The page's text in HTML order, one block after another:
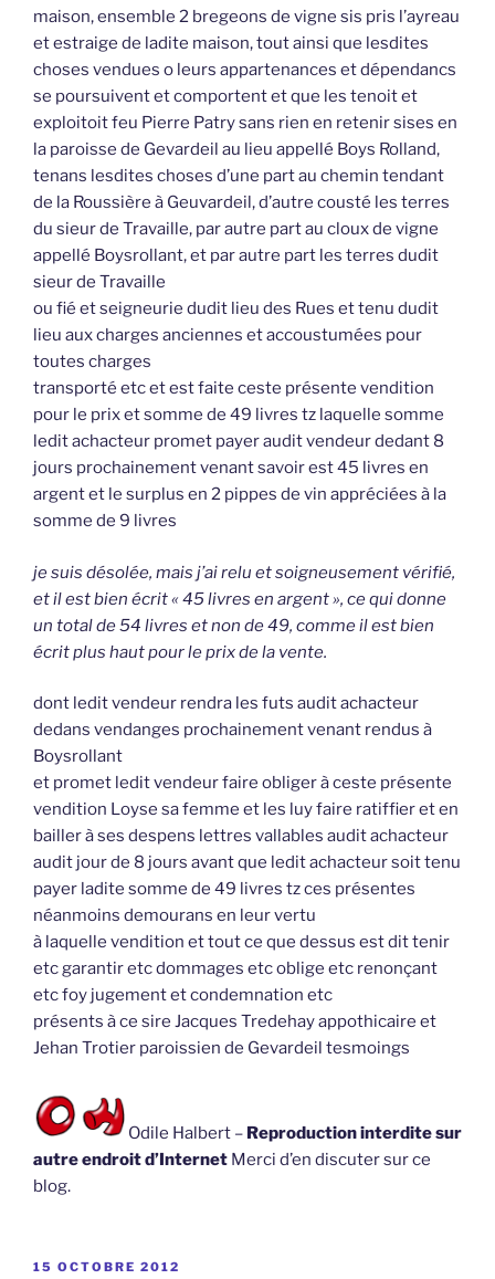
maison, ensemble 2 bregeons de vigne sis pris l’ayreau
et estraige de ladite maison, tout ainsi que lesdites
choses vendues o leurs appartenances et dépendancs
se poursuivent et comportent et que les tenoit et
exploitoit feu Pierre Patry sans rien en retenir sises en
la paroisse de Gevardeil au lieu appellé Boys Rolland,
tenans lesdites choses d’une part au chemin tendant
de la Roussière à Geuvardeil, d’autre cousté les terres
du sieur de Travaille, par autre part au cloux de vigne
appellé Boysrollant, et par autre part les terres dudit
sieur de Travaille
ou fié et seigneurie dudit lieu des Rues et tenu dudit
lieu aux charges anciennes et accoustumées pour
toutes charges
transporté etc et est faite ceste présente vendition
pour le prix et somme de 49 livres tz laquelle somme
ledit achacteur promet payer audit vendeur dedant 8
jours prochainement venant savoir est 45 livres en
argent et le surplus en 2 pippes de vin appréciées à la
somme de 9 livres
je suis désolée, mais j’ai relu et soigneusement vérifié,
et il est bien écrit « 45 livres en argent », ce qui donne
un total de 54 livres et non de 49, comme il est bien
écrit plus haut pour le prix de la vente.
dont ledit vendeur rendra les futs audit achacteur
dedans vendanges prochainement venant rendus à
Boysrollant
et promet ledit vendeur faire obliger à ceste présente
vendition Loyse sa femme et les luy faire ratiffier et en
bailler à ses despens lettres vallables audit achacteur
audit jour de 8 jours avant que ledit achacteur soit tenu
payer ladite somme de 49 livres tz ces présentes
néanmoins demourans en leur vertu
à laquelle vendition et tout ce que dessus est dit tenir
etc garantir etc dommages etc oblige etc renonçant
etc foy jugement et condemnation etc
présents à ce sire Jacques Tredehay appothicaire et
Jehan Trotier paroissien de Gevardeil tesmoings
Odile Halbert – Reproduction interdite sur
autre endroit d’Internet Merci d’en discuter sur ce
blog.
PUBLIÉ
15 OCTOBRE 2012